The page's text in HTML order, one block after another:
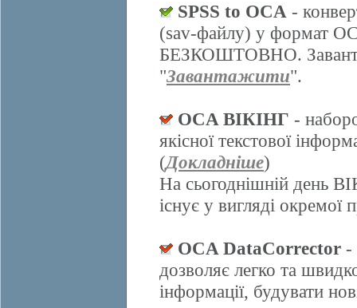
SPSS to OCA -
(sav-файлу) у формат
БЕЗКОШТОВНО.
"Завантажити".
OCA ВІКІНГ -
якісної текстової
(Докладніше)
На сьогоднішній день
існує у вигляді окремої
OCA DataCorrector -
дозволяє легко та
інформації, будувати